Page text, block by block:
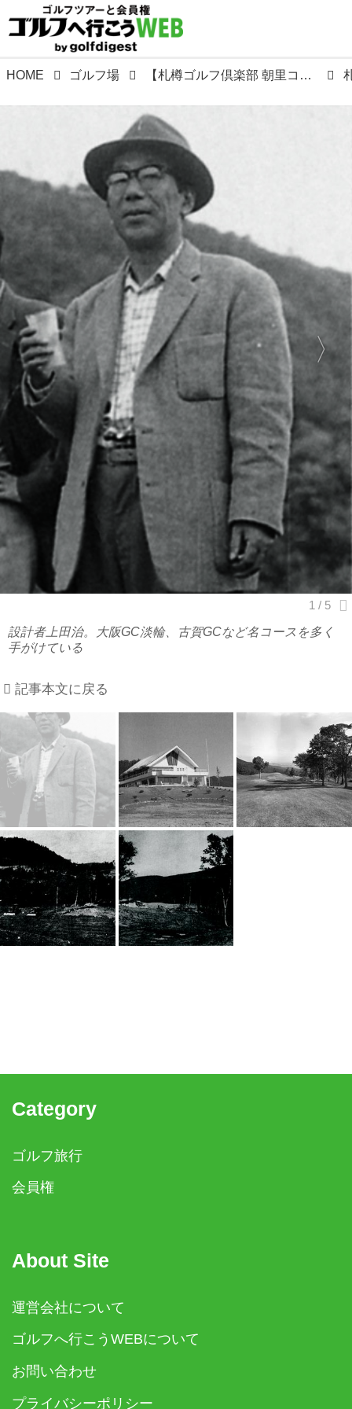
HOME ゴルフ場 【札樽ゴルフ倶楽部 朝里コース】物見遊山で偶然みつけた小樽湾の絶景。この峠にゴルフ場を造ろうと立案。上田治設計、昭和40年
設計者上田治。大阪GC淡輪、古賀GCなど名コースを多く
手がけている
記事本文に戻る
Category
ゴルフ旅行
会員権
About Site
運営会社について
ゴルフへ行こうWEBについて
お問い合わせ
プライバシーポリシー